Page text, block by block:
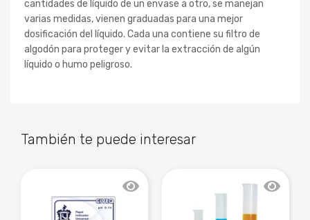
cantidades de líquido de un envase a otro, se manejan
varias medidas, vienen graduadas para una mejor
dosificación del líquido. Cada una contiene su filtro de
algodón para proteger y evitar la extracción de algún
líquido o humo peligroso.
También te puede interesar